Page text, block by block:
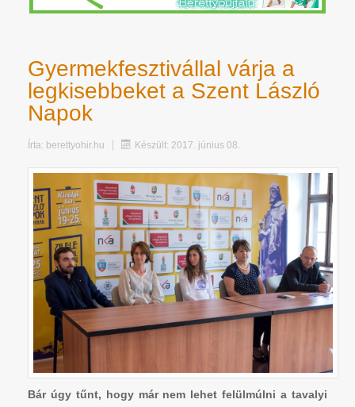
Gyermekfesztivállal várja a
legkisebbeket a Szent László
Napok
Írta: berettyohir.hu Készült: 2017. június 08.
Bár úgy tűnt, hogy már nem lehet felülmúlni a tavalyi